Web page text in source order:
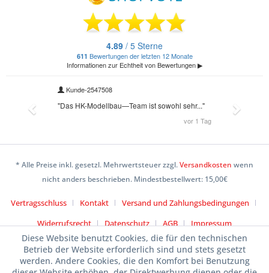
* Alle Preise inkl. gesetzl. Mehrwertsteuer zzgl.Versandkosten wenn
nicht anders beschrieben. Mindestbestellwert: 15,00€
Vertragsschluss Kontakt
Versand und Zahlungsbedingungen
Widerrufsrecht
Datenschutz AGB Impressum
Diese Website benutzt Cookies, die für den technischen
Betrieb der Website erforderlich sind und stets gesetzt
werden. Andere Cookies, die den Komfort bei Benutzung